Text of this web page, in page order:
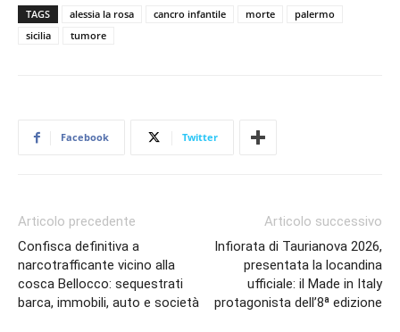
TAGS alessia la rosa cancro infantile morte
palermo
sicilia
tumore
Facebook Twitter
Articolo precedente
Confisca definitiva a
narcotrafficante vicino alla
cosca Bellocco: sequestrati
barca, immobili, auto e società
Articolo successivo
Infiorata di Taurianova 2026,
presentata la locandina
ufficiale: il Made in Italy
protagonista dell’8ª edizione